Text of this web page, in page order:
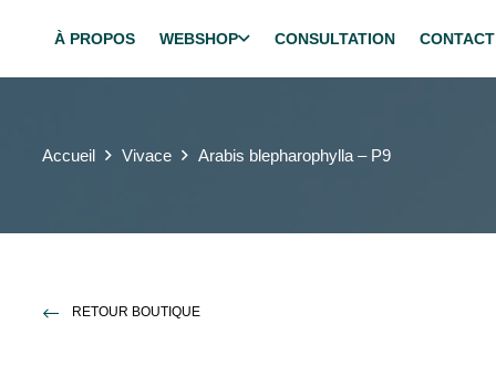
À PROPOS WEBSHOP CONSULTATION CONTACT
Accueil Vivace Arabis blepharophylla – P9
RETOUR BOUTIQUE